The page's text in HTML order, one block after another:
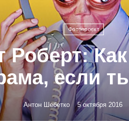
Фотопроект
Роберт:
если
Антон Шебетко 5 октября 2016